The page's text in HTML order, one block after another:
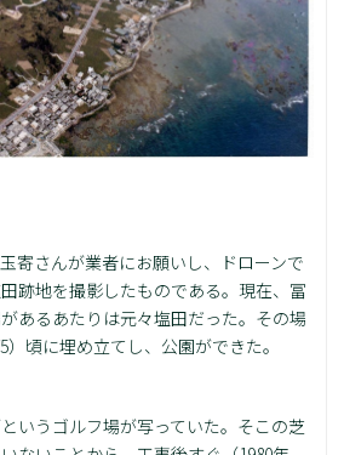
寄さんが業者にお願いし、ドローンで
跡地を撮影したものである。現在、冨
あるあたりは元々塩田だった。その場
）頃に埋め立てし、公園ができた。
いうゴルフ場が写っていた。そこの芝